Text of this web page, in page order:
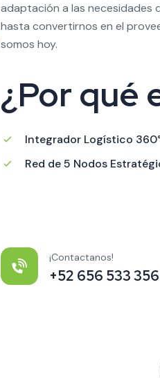
adaptación a las necesidades
hasta convertirnos en el
somos hoy.
¿Por qué
Integrador Logístico 360°
Red de 5 Nodos
¡Contactanos!
+52 656 533